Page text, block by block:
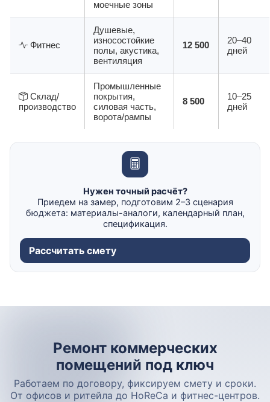
моечные зоны
Фитнес
Душевые,
износостойкие
полы, акустика,
вентиляция
12 500
20–40
дней
Склад/
производство
Промышленные
покрытия,
силовая часть,
ворота/рампы
8 500
10–25
дней
Нужен точный расчёт?
Приедем на замер, подготовим 2–3 сценария
бюджета: материалы-аналоги, календарный план,
спецификация.
Рассчитать смету
Ремонт коммерческих
помещений под ключ
Работаем по договору, фиксируем смету и сроки.
От офисов и ритейла до HoReCa и фитнес-центров.